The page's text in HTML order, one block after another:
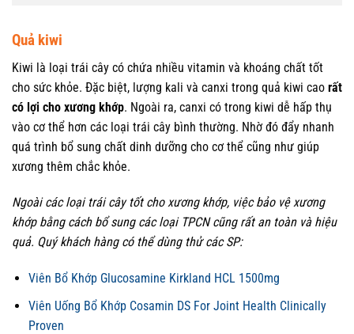
Quả kiwi
Kiwi là loại trái cây có chứa nhiều vitamin và khoáng chất tốt
cho sức khỏe. Đặc biệt, lượng kali và canxi trong quả kiwi cao rất
có lợi cho xương khớp. Ngoài ra, canxi có trong kiwi dễ hấp thụ
vào cơ thể hơn các loại trái cây bình thường. Nhờ đó đẩy nhanh
quá trình bổ sung chất dinh dưỡng cho cơ thể cũng như giúp
xương thêm chắc khỏe.
Ngoài các loại trái cây tốt cho xương khớp, việc bảo vệ xương
khớp bằng cách bổ sung các loại TPCN cũng rất an toàn và hiệu
quả. Quý khách hàng có thể dùng thử các SP:
Viên Bổ Khớp Glucosamine Kirkland HCL 1500mg
Viên Uống Bổ Khớp Cosamin DS For Joint Health Clinically
Proven